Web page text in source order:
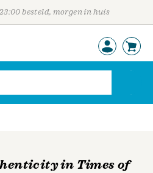
besteld, morgen in huis
in Times of